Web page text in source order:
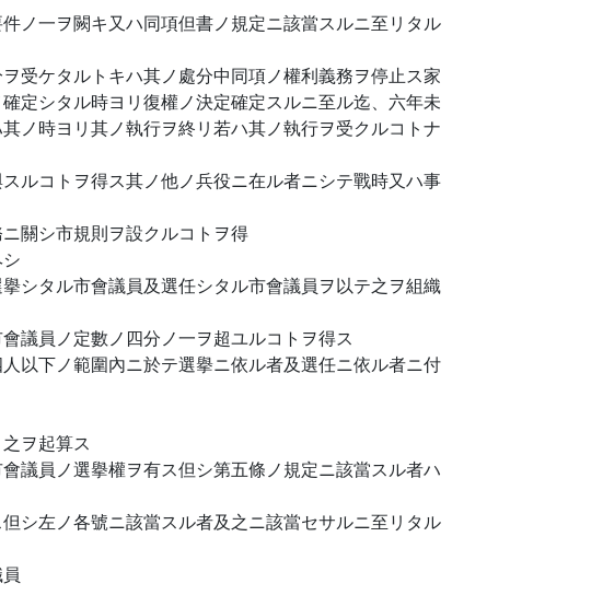
ノ一ヲ闕キ又ハ同項但書ノ規定ニ該當スルニ至リタル
受ケタルトキハ其ノ處分中同項ノ權利義務ヲ停止ス家
定シタル時ヨリ復權ノ決定確定スルニ至ル迄、六年未
ノ時ヨリ其ノ執行ヲ終リ若ハ其ノ執行ヲ受クルコトナ
ルコトヲ得ス其ノ他ノ兵役ニ在ル者ニシテ戰時又ハ事
關シ市規則ヲ設クルコトヲ得
シタル市會議員及選任シタル市會議員ヲ以テ之ヲ組織
議員ノ定數ノ四分ノ一ヲ超ユルコトヲ得ス
以下ノ範圍內ニ於テ選擧ニ依ル者及選任ニ依ル者ニ付
ヲ起算ス
議員ノ選擧權ヲ有ス但シ第五條ノ規定ニ該當スル者ハ
シ左ノ各號ニ該當スル者及之ニ該當セサルニ至リタル